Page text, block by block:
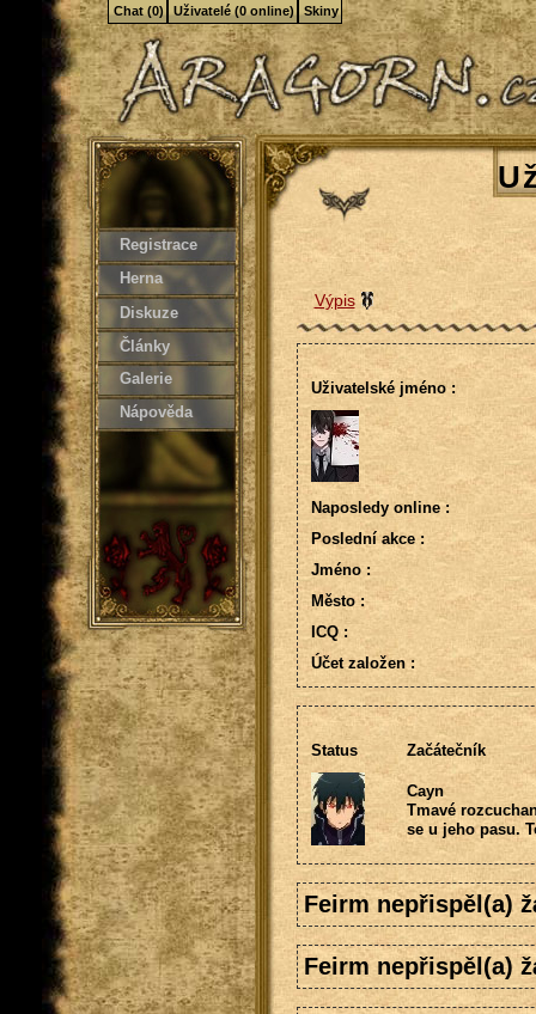
Registrace
Herna
Diskuze
Články
Galerie
Nápověda
Výpis
Uživatelské jméno :
Naposledy online :
Poslední akce :
Jméno :
Město :
ICQ :
Účet založen :
Status Začátečník
Cayn
Tmavé
se u jeho pasu.
Feirm nepřispěl(a)
Feirm nepřispěl(a)
Chat (0) Uživatelé (0 online) Skiny